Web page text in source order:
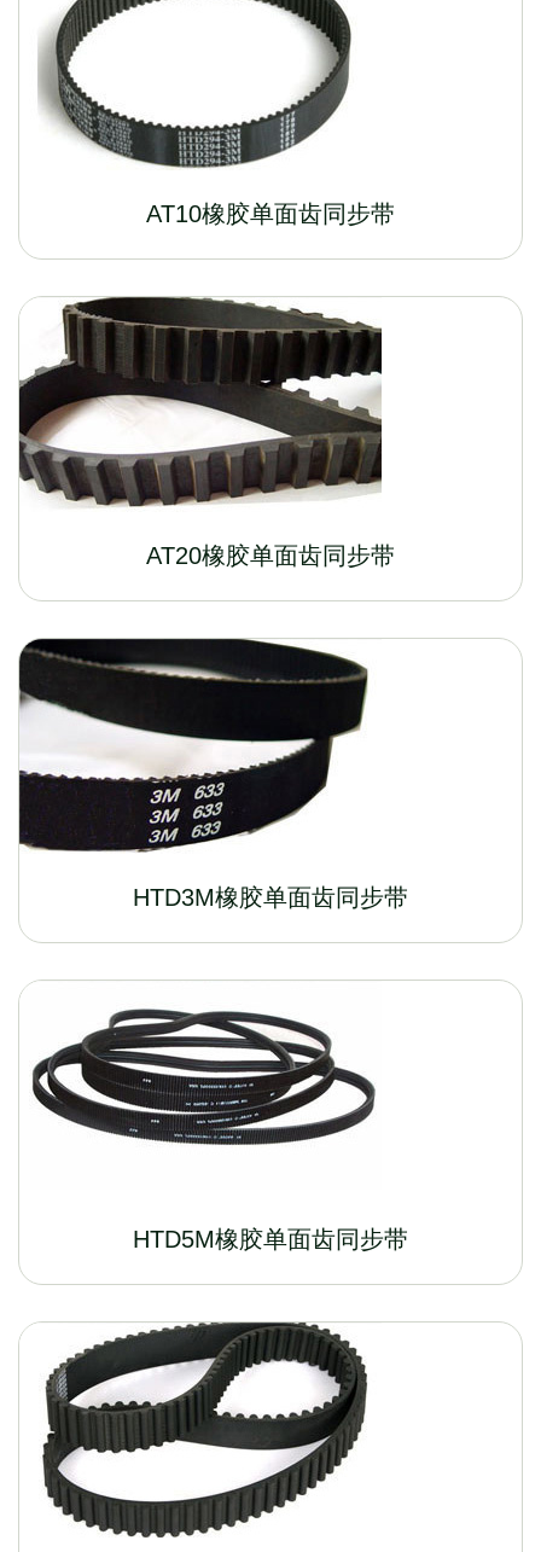
AT10橡胶单面齿同步带
AT20橡胶单面齿同步带
HTD3M橡胶单面齿同步带
HTD5M橡胶单面齿同步带